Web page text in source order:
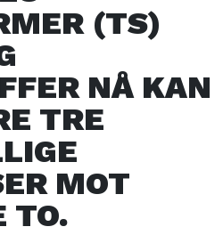
(TS)
NÅ KAN
TRE
MOT
TO.